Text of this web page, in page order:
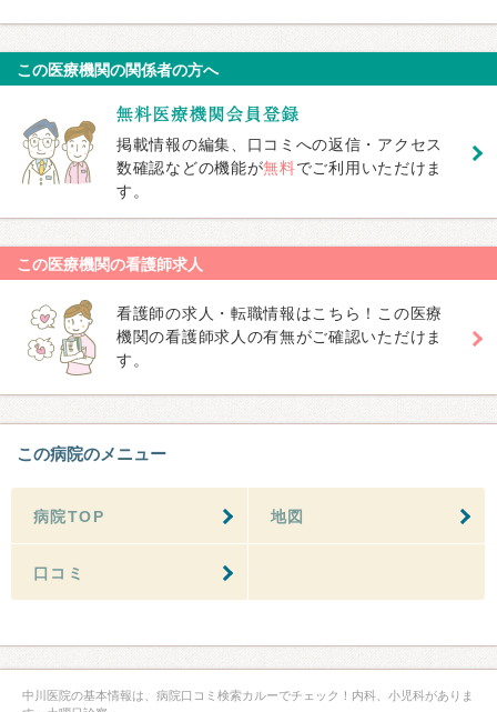
この医療機関の関係者の方へ
掲載情報の編集、口コミへの返信・アクセス
数確認などの機能が無料でご利用いただけま
す。
この医療機関の看護師求人
看護師の求人・転職情報はこちら！この医療
機関の看護師求人の有無がご確認いただけま
す。
この病院のメニュー
病院TOP 地図
口コミ
中川医院の基本情報は、病院口コミ検索カルーでチェック！内科、小児科がありま